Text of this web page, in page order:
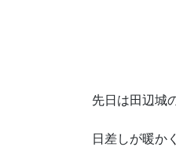
先日は田辺城
日差しが暖か